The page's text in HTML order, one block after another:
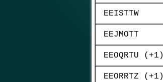
EEISTTW
EEJMOTT
EEOQRTU (+1)
EEORRTZ (+1)